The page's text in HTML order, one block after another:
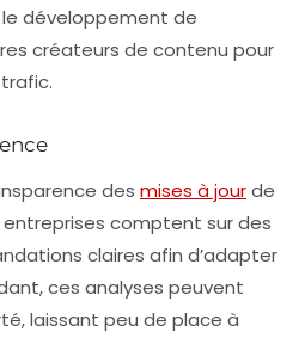
développement de
créateurs de contenu pour
des mises à jourde
entreprises comptent sur des
claires afin d’adapter
ces analyses peuvent
laissant peu de place à